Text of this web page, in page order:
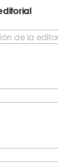
de la